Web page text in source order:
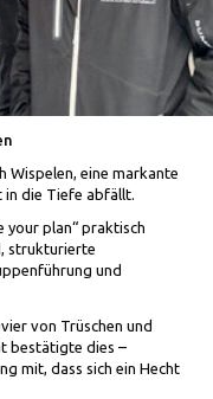
Wispelen, eine markante
in die Tiefe abfällt.
your plan“ praktisch
strukturierte
und
von Trüschen und
bestätigte dies –
mit, dass sich ein Hecht